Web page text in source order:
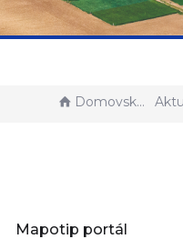
Domovská stránka
Mapotip portál